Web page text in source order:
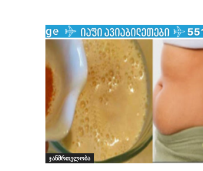
ჯანმრთელობა